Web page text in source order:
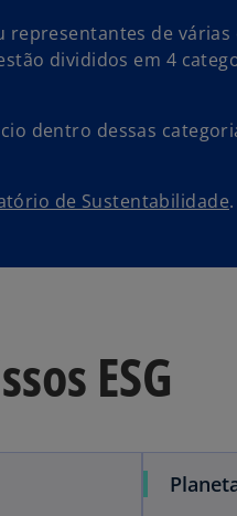
de várias
divididos em 4
dentro dessas
de Sustentabilidade.
ESG